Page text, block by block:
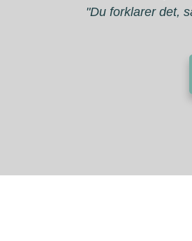
"Du forklarer det,